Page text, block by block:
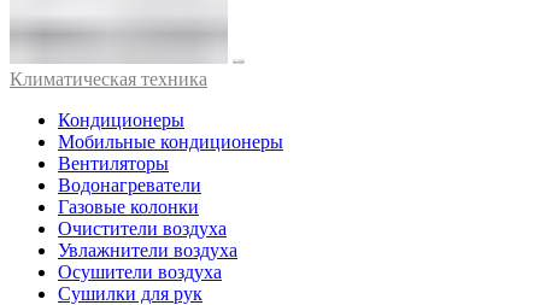
Климатическая техника
Кондиционеры
Мобильные кондиционеры
Вентиляторы
Водонагреватели
Газовые колонки
Очистители воздуха
Увлажнители воздуха
Осушители воздуха
Сушилки для рук